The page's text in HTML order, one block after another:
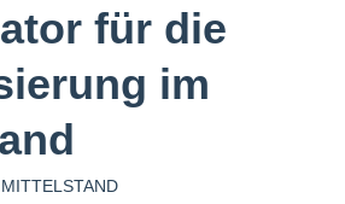
für die
im
MITTELSTAND